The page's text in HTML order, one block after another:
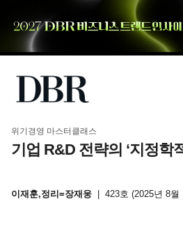
위기경영 마스터클래스
기업 R&D 전략의 ‘지정학
이재훈,정리=장재웅 423호 (2025년 8월